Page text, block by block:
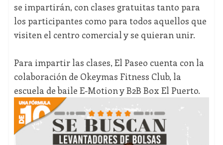
se impartirán, con clases gratuitas tanto para
los participantes como para todos aquellos que
visiten el centro comercial y se quieran unir.
Para impartir las clases, El Paseo cuenta con la
colaboración de Okeymas Fitness Club, la
escuela de baile E-Motion y B2B Box El Puerto.